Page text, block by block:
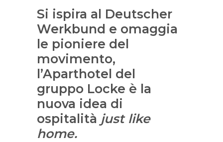
Si ispira al Deutscher
Werkbund e omaggia
le pioniere del
movimento,
l’Aparthotel del
gruppo Locke è la
nuova idea di
ospitalità just like
home.